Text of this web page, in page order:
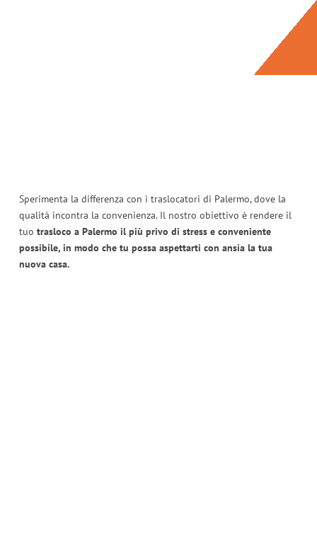
Sperimenta la differenza con i traslocatori di Palermo, dove la
qualità incontra la convenienza. Il nostro obiettivo è rendere il
tuo trasloco a Palermo il più privo di stress e conveniente
possibile, in modo che tu possa aspettarti con ansia la tua
nuova casa.